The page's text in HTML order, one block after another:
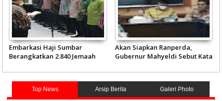
Embarkasi Haji Sumbar
Berangkatkan 2.840 Jemaah
Akan Siapkan Ranperda,
Gubernur Mahyeldi Sebut Kata
Top News Arsip Berita Galeri Photo